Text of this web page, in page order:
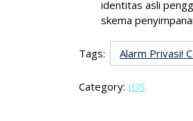
identitas asli
skema
Tags: Alarm Privasi!
Category: IOS